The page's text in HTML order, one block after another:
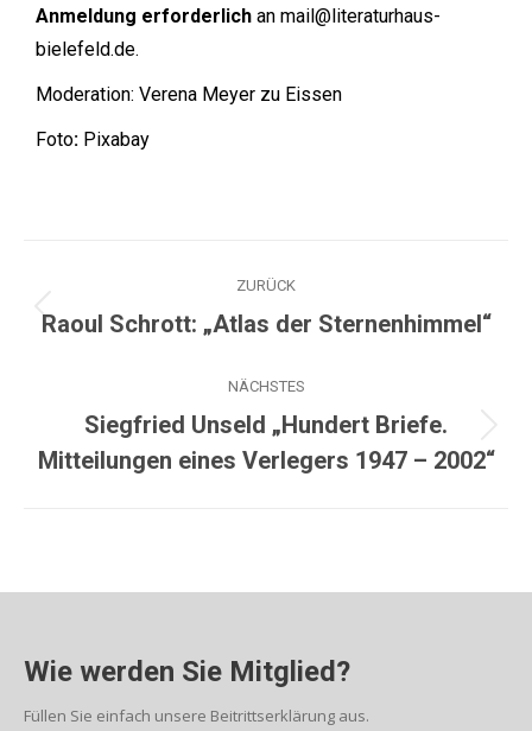
Anmeldung erforderlich an mail@literaturhaus-
bielefeld.de.
Moderation: Verena Meyer zu Eissen
Foto: Pixabay
ZURÜCK
Raoul Schrott: „Atlas der Sternenhimmel“
NÄCHSTES
Siegfried Unseld „Hundert Briefe.
Mitteilungen eines Verlegers 1947 – 2002“
Wie werden Sie Mitglied?
Füllen Sie einfach unsere Beitrittserklärung aus.